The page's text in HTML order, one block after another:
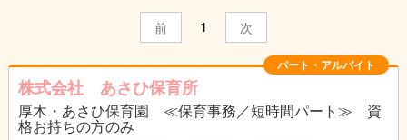
前 1 次
パート・アルバイト
株式会社 あさひ保育所
厚木・あさひ保育園 ≪保育事務／短時間パート≫ 資
格お持ちの方のみ